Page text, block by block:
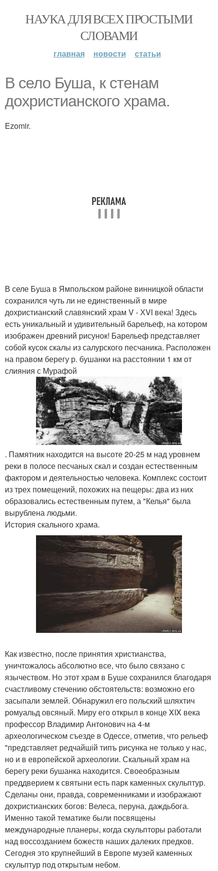
НАУКА ДЛЯ ВСЕХ ПРОСТЫМИ
СЛОВАМИ
главная новости статьи
В село Буша, к стенам
дохристианского храма.
Ezomir.
В селе Буша в Ямпольском районе винницкой области
сохранился чуть ли не единственный в мире
дохристианский славянский храм V - ХVІ века! Здесь
есть уникальный и удивительный барельеф, на котором
изображен древний рисунок! Барельеф представляет
собой кусок скалы из салурского песчаника. Расположен
на правом берегу р. бушанки на расстоянии 1 км от
слияния с Мурафой
. Памятник находится на высоте 20-25 м над уровнем
реки в полосе песчаных скал и создан естественным
фактором и деятельностью человека. Комплекс состоит
из трех помещений, похожих на пещеры: два из них
образовались естественным путем, а "Келья" была
вырублена людьми.
История скального храма.
Как известно, после принятия христианства,
уничтожалось абсолютно все, что было связано с
язычеством. Но этот храм в Буше сохранился благодаря
счастливому стечению обстоятельств: возможно его
засыпали землей. Обнаружил его польский шляхтич
ромуальд овсяный. Миру его открыл в конце XIX века
профессор Владимир Антонович на 4-м
археологическом съезде в Одессе, отметив, что рельеф
"представляет редчайшій типъ рисунка не только у нас,
но и в европейской археологии. Скальный храм на
берегу реки бушанка находится. Своеобразным
преддверием к святыни есть парк каменных скульптур.
Сделаны они, правда, современниками и изображают
дохристианских богов: Велеса, перуна, даждьбога.
Именно такой тематике были посвящены
международные планеры, когда скульпторы работали
над воссозданием божеств наших далеких предков.
Сегодня это крупнейший в Европе музей каменных
скульптур под открытым небом.